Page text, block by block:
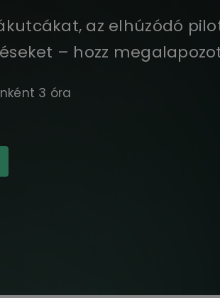
az elhúzódó
– hozz
3 óra